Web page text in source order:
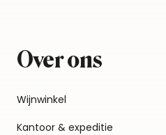
Over ons
Wijnwinkel
Kantoor & expeditie